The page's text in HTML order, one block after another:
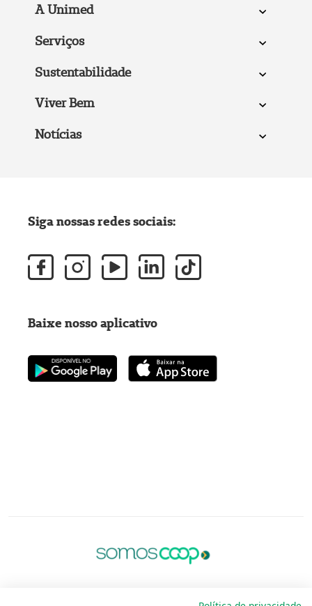
A Unimed
Serviços
Sustentabilidade
Viver Bem
Notícias
Siga nossas redes sociais:
Baixe nosso aplicativo